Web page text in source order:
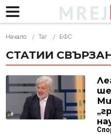
Начало Таг БФС
СТАТИИ